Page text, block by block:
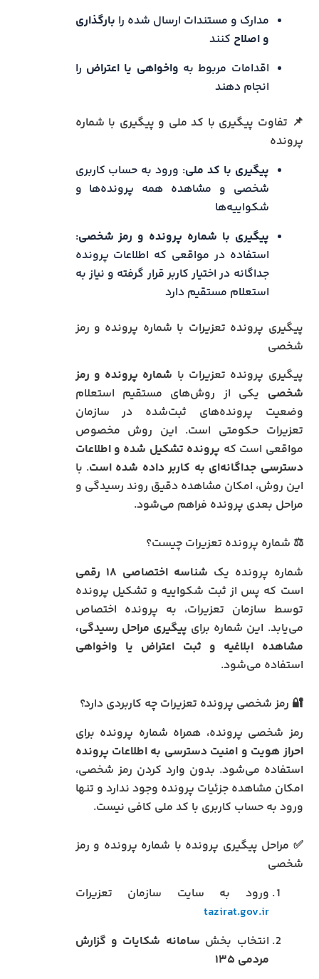
مدارک و مستندات ارسال شده را بارگذاری
و اصلاح کنند
اقدامات مربوط به واخواهی یا اعتراض را
انجام دهند
📌 تفاوت پیگیری با کد ملی و پیگیری با شماره
پرونده
پیگیری با کد ملی: ورود به حساب کاربری
شخصی و مشاهده همه پرونده‌ها و
شکواییه‌ها
پیگیری با شماره پرونده و رمز شخصی:
استفاده در مواقعی که اطلاعات پرونده
جداگانه در اختیار کاربر قرار گرفته و نیاز به
استعلام مستقیم دارد
پیگیری پرونده تعزیرات با شماره پرونده و رمز
شخصی
پیگیری پرونده تعزیرات با شماره پرونده و رمز
شخصی یکی از روش‌های مستقیم استعلام
وضعیت پرونده‌های ثبت‌شده در سازمان
تعزیرات حکومتی است. این روش مخصوص
مواقعی است که پرونده تشکیل شده و اطلاعات
دسترسی جداگانه‌ای به کاربر داده شده است. با
این روش، امکان مشاهده دقیق روند رسیدگی و
مراحل بعدی پرونده فراهم می‌شود.
⚖️ شماره پرونده تعزیرات چیست؟
شماره پرونده یک شناسه اختصاصی ۱۸ رقمی
است که پس از ثبت شکواییه و تشکیل پرونده
توسط سازمان تعزیرات، به پرونده اختصاص
می‌یابد. این شماره برای پیگیری مراحل رسیدگی،
مشاهده ابلاغیه و ثبت اعتراض یا واخواهی
استفاده می‌شود.
🔐 رمز شخصی پرونده تعزیرات چه کاربردی دارد؟
رمز شخصی پرونده، همراه شماره پرونده برای
احراز هویت و امنیت دسترسی به اطلاعات پرونده
استفاده می‌شود. بدون وارد کردن رمز شخصی،
امکان مشاهده جزئیات پرونده وجود ندارد و تنها
ورود به حساب کاربری با کد ملی کافی نیست.
✅ مراحل پیگیری پرونده با شماره پرونده و رمز
شخصی
ورود به سایت سازمان تعزیرات
tazirat.gov.ir
انتخاب بخش سامانه شکایات و گزارش
مردمی ۱۳۵